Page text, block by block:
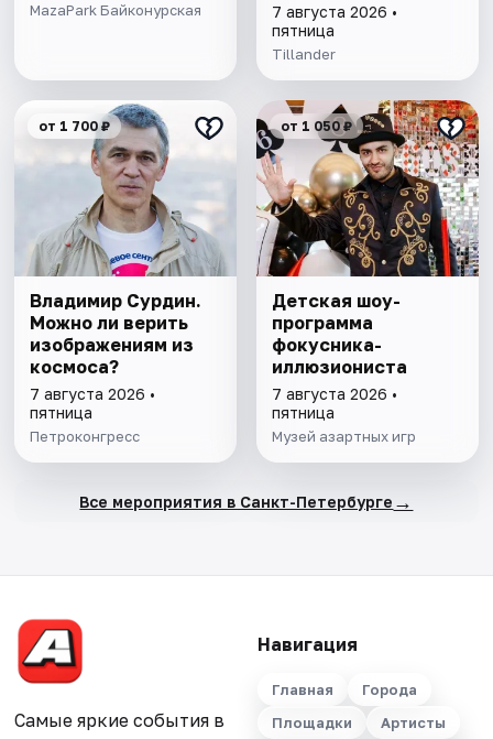
MazaPark Байконурская
7 августа 2026 •
пятница
Tillander
от 1 700 ₽
Владимир Сурдин.
Можно ли верить
изображениям из
космоса?
7 августа 2026 •
пятница
Петроконгресс
от 1 050 ₽
Детская шоу-
программа
фокусника-
иллюзиониста
7 августа 2026 •
пятница
Музей азартных игр
Все мероприятия в Санкт-Петербурге →
Самые яркие события в
Навигация
Главная
Города
Площадки
Артисты